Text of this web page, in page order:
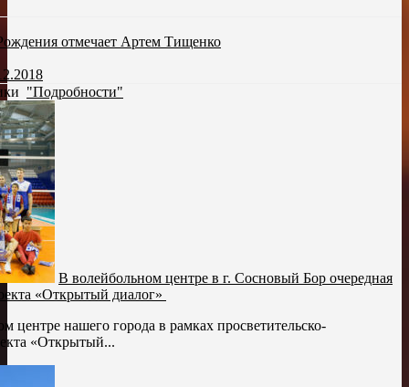
отмечает Артем Тищенко
"Подробности"
В волейбольном центре в г. Сосновый Бор очередная
«Открытый диалог»
центре нашего города в рамках просветительско-
«Открытый...